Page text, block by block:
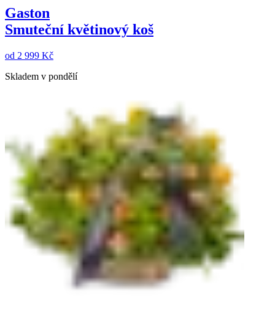
Gaston
Smuteční květinový koš
od 2 999 Kč
Skladem v pondělí